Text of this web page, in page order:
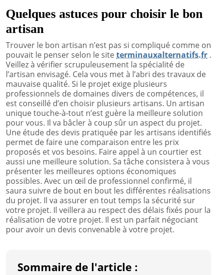
Quelques astuces pour choisir le bon
artisan
Trouver le bon artisan n’est pas si compliqué comme on
pouvait le penser selon le siteterminauxalternatifs.fr .
Veillez à vérifier scrupuleusement la spécialité de
l’artisan envisagé. Cela vous met à l’abri des travaux de
mauvaise qualité. Si le projet exige plusieurs
professionnels de domaines divers de compétences, il
est conseillé d’en choisir plusieurs artisans. Un artisan
unique touche-à-tout n’est guère la meilleure solution
pour vous. Il va bâcler à coup sûr un aspect du projet.
Une étude des devis pratiquée par les artisans identifiés
permet de faire une comparaison entre les prix
proposés et vos besoins. Faire appel à un courtier est
aussi une meilleure solution. Sa tâche consistera à vous
présenter les meilleures options économiques
possibles. Avec un œil de professionnel confirmé, il
saura suivre de bout en bout les différentes réalisations
du projet. Il va assurer en tout temps la sécurité sur
votre projet. Il veillera au respect des délais fixés pour la
réalisation de votre projet. Il est un parfait négociant
pour avoir un devis convenable à votre projet.
Sommaire de l'article :